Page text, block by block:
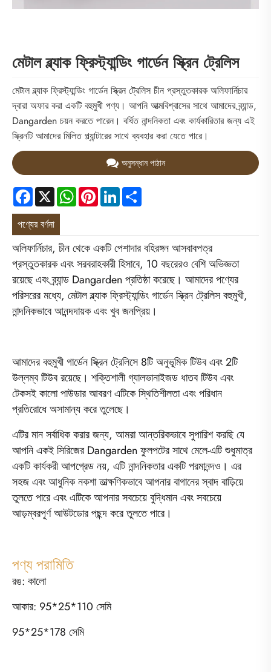
মেটাল ব্ল্যাক ফ্রিস্ট্যান্ডিং গার্ডেন স্ক্রিন ট্রেলিস
মেটাল ব্ল্যাক ফ্রিস্ট্যান্ডিং গার্ডেন স্ক্রিন ট্রেলিস চীন প্রস্তুতকারক অলিফার্নিচার
দ্বারা অফার করা একটি বহুমুখী পণ্য। আপনি আত্মবিশ্বাসের সাথে আমাদের ব্র্যান্ড,
Dangarden চয়ন করতে পারেন। বর্ধিত নান্দনিকতা এবং কার্যকারিতার জন্য এই
স্ক্রিনটি আমাদের মিলিত প্ল্যান্টারের সাথে ব্যবহার করা যেতে পারে।
অনুসন্ধান পাঠান
Facebook
X WhatsApp
PinterestLinkedIn
পণ্যের বর্ণনা
অলিফার্নিচার, চীন থেকে একটি পেশাদার বহিরঙ্গন আসবাবপত্র
প্রস্তুতকারক এবং সরবরাহকারী হিসাবে, 10 বছরেরও বেশি অভিজ্ঞতা
রয়েছে এবং ব্র্যান্ড Dangarden প্রতিষ্ঠা করেছে। আমাদের পণ্যের
পরিসরের মধ্যে, মেটাল ব্ল্যাক ফ্রিস্ট্যান্ডিং গার্ডেন স্ক্রিন ট্রেলিস বহুমুখী,
নান্দনিকভাবে আনন্দদায়ক এবং খুব জনপ্রিয়।
আমাদের বহুমুখী গার্ডেন স্ক্রিন ট্রেলিসে 8টি অনুভূমিক টিউব এবং 2টি
উল্লম্ব টিউব রয়েছে। শক্তিশালী গ্যালভানাইজড ধাতব টিউব এবং
টেকসই কালো পাউডার আবরণ এটিকে স্থিতিশীলতা এবং পরিধান
প্রতিরোধে অসামান্য করে তুলেছে।
এটির মান সর্বাধিক করার জন্য, আমরা আন্তরিকভাবে সুপারিশ করছি যে
আপনি একই সিরিজের Dangarden ফুলপটের সাথে মেলে-এটি শুধুমাত্র
একটি কার্যকরী আপগ্রেড নয়, এটি নান্দনিকতার একটি পরমানন্দও। এর
সহজ এবং আধুনিক নকশা তাত্ক্ষণিকভাবে আপনার বাগানের স্বাদ বাড়িয়ে
তুলতে পারে এবং এটিকে আপনার সবচেয়ে বুদ্ধিমান এবং সবচেয়ে
আড়ম্বরপূর্ণ আউটডোর পছন্দ করে তুলতে পারে।
পণ্য পরামিতি
রঙ: কালো
আকার: 95*25*110 সেমি
95*25*178 সেমি